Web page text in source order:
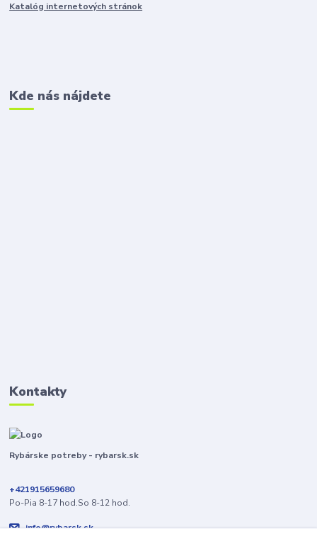
Katalóg internetových stránok
Kde nás nájdete
Kontakty
Rybárske potreby - rybarsk.sk
+421915659680
Po-Pia 8-17 hod.So 8-12 hod.
info@rybarsk.sk